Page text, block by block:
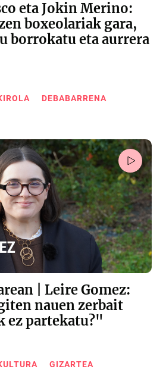
eta Jokin Merino:
boxeolariak gara,
borrokatu eta aurrera
DEBABARRENA
| Leire Gomez:
nauen zerbait
ez partekatu?"
GIZARTEA